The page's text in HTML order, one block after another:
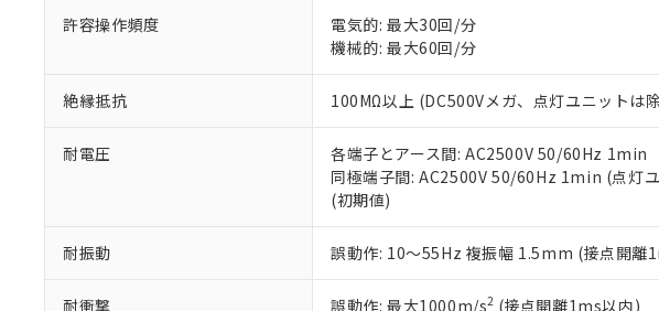
許容操作頻度
電気的: 最大30回/分
機械的: 最大60回/分
絶縁抵抗 100MΩ以上 (DC500Vメガ、点灯ユニットは
耐電圧
各端子とアース間: AC2500V 50/60Hz 1min
同極端子間: AC2500V 50/60Hz 1min (点灯
(初期値)
耐振動 誤動作: 10～55Hz 複振幅 1.5mm (接点開離
耐衝撃 誤動作: 最大1000m/s2 (接点開離1ms以内)
EU RoHS指令（10物質）の非含有証明書
51物質の非含有証明書（当社基準）
※本証明書は発行日時点で非含有を証明
また、RoHS指令のフタル酸エステル類
混在することから備考欄に対応日を記載し
既に当社にて対応品への在庫切替を完了
り割愛しております。